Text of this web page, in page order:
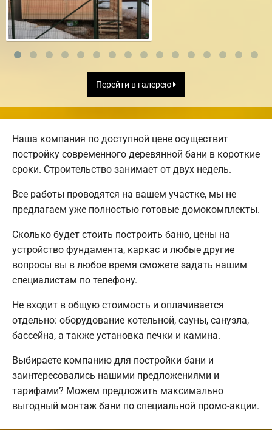
Перейти в галерею
Наша компания по доступной цене осуществит
постройку современного деревянной бани в короткие
сроки. Строительство занимает от двух недель.
Все работы проводятся на вашем участке, мы не
предлагаем уже полностью готовые домокомплекты.
Сколько будет стоить построить баню, цены на
устройство фундамента, каркас и любые другие
вопросы вы в любое время сможете задать нашим
специалистам по телефону.
Не входит в общую стоимость и оплачивается
отдельно: оборудование котельной, сауны, санузла,
бассейна, а также установка печки и камина.
Выбираете компанию для постройки бани и
заинтересовались нашими предложениями и
тарифами? Можем предложить максимально
выгодный монтаж бани по специальной промо-акции.